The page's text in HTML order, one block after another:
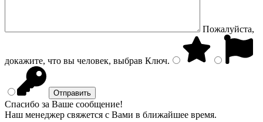
Пожалуйста,
докажите, что вы человек, выбрав Ключ.
Спасибо за Ваше сообщение!
Наш менеджер свяжется с Вами в ближайшее время.